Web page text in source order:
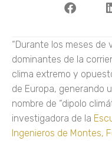
“Durante los meses
dominantes de la
clima extremo y
de Europa, generando
nombre de “dipolo
investigadora de la
Ingenieros de Montes,